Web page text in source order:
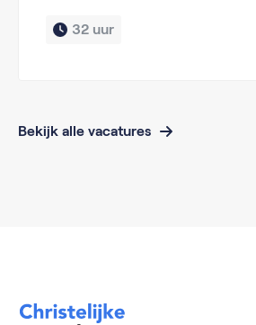
32 uur
Bekijk alle vacatures